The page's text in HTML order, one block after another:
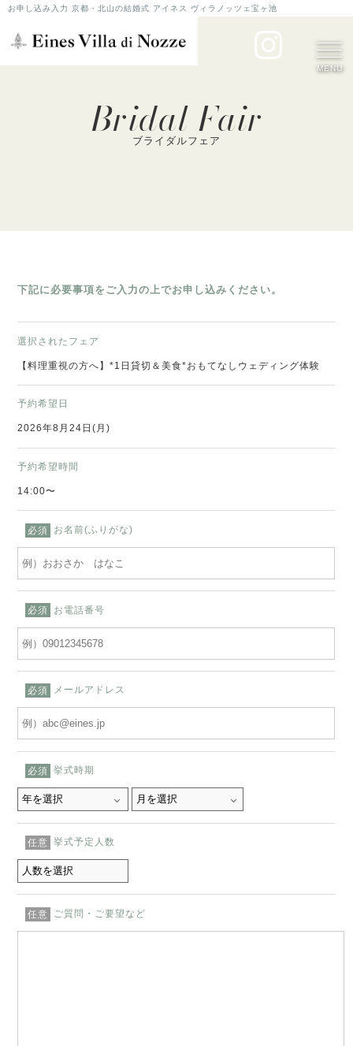
お申し込み入力 京都・北山の結婚式 アイネス ヴィラノッツェ宝ヶ池
MENU
Bridal Fair
ブライダルフェア
下記に必要事項をご入力の上でお申し込みください。
選択されたフェア
【料理重視の方へ】*1日貸切＆美食*おもてなしウェディング体験
予約希望日
2026年8月24日(月)
予約希望時間
14:00〜
必須 お名前(ふりがな)
必須 お電話番号
必須 メールアドレス
必須 挙式時期
任意 挙式予定人数
任意 ご質問・ご要望など